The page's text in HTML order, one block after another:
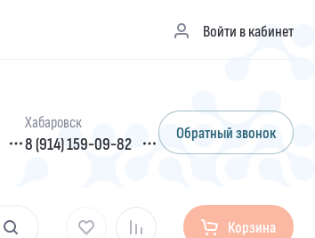
Войти в кабинет
Хабаровск
8 (914) 159-09-82
Обратный звонок
Корзина